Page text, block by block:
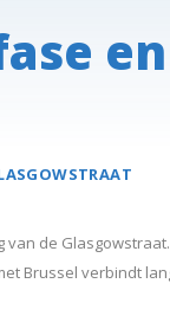
de
Brussel verbindt